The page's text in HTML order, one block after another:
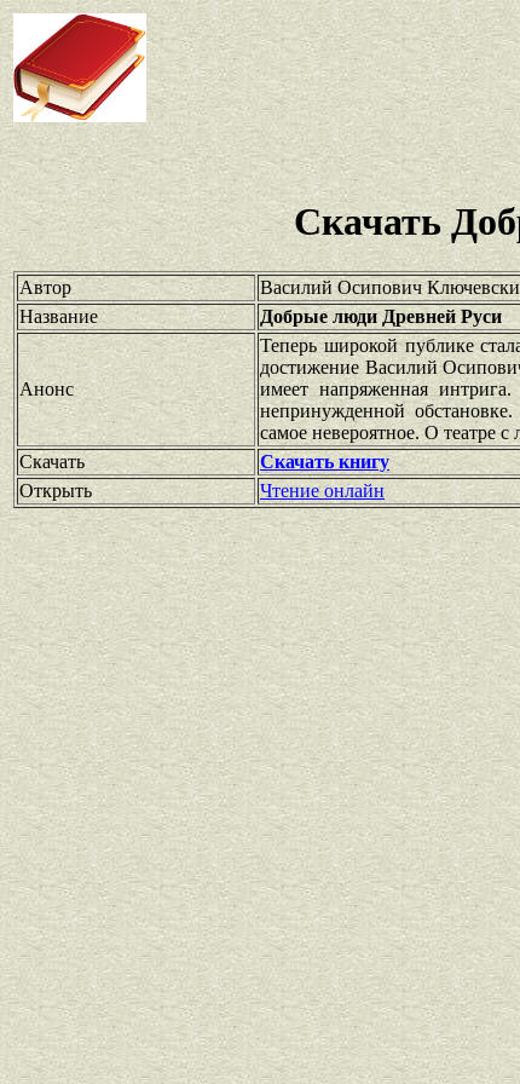
Скачать
Автор
Василий Осипович
Название
Добрые люди Древней Руси
Анонс
Теперь широкой публике
достижение Василий
имеет напряженная
непринужденной
самое невероятное. О театре
Скачать
Скачать книгу
Открыть
Чтение онлайн